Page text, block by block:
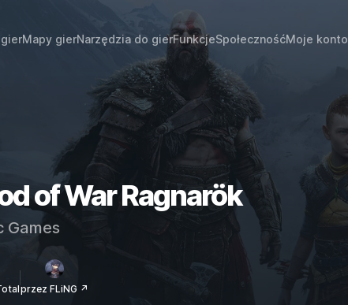
Mapy gierNarzędzia do gierFunkcjeSpołecznośćMoje konto
of War Ragnarök
Games
przez FLiNG ↗